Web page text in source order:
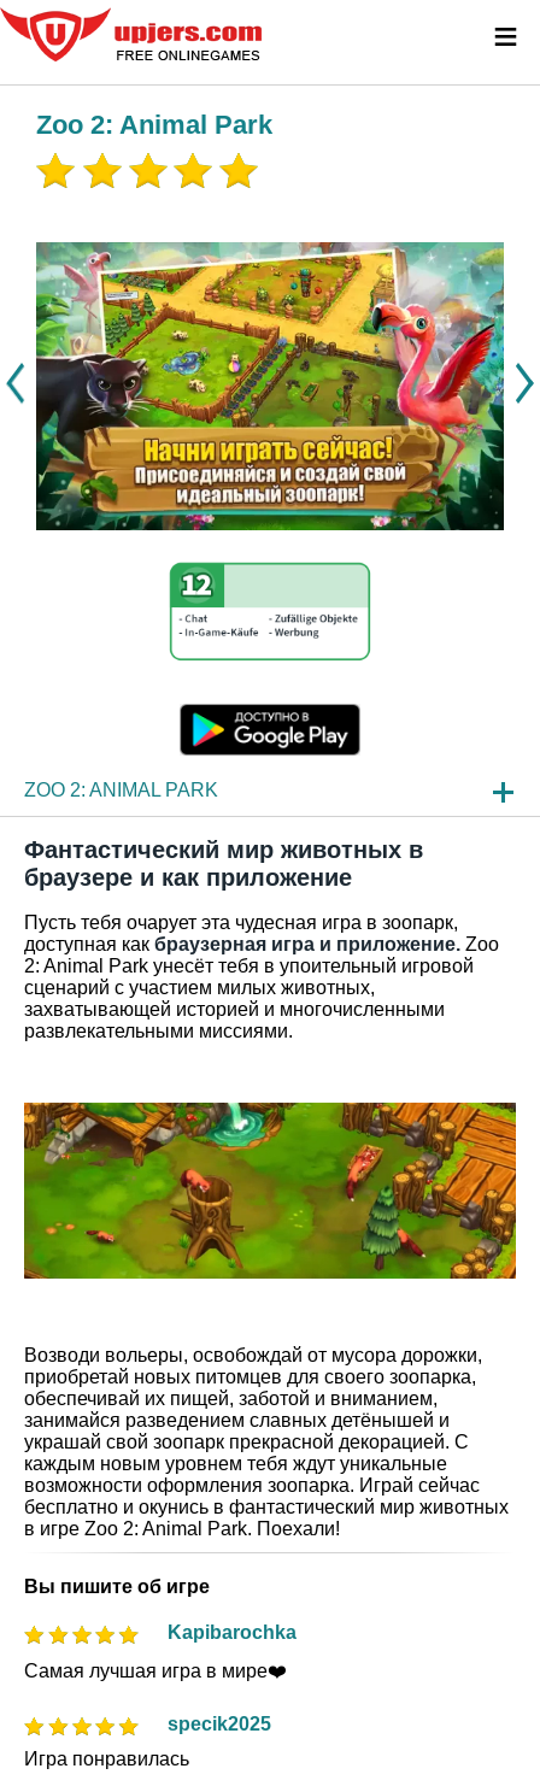
Zoo 2: Animal Park
ZOO 2: ANIMAL PARK
НОВОСТИ
ОБЗОР ИГРЫ
ЧАСТО ЗАДАВАЕМЫЕ ВОПРОСЫ
Фантастический мир животных в
браузере и как приложение
Пусть тебя очарует эта чудесная игра в зоопарк,
доступная как браузерная игра и приложение. Zoo
2: Animal Park унесёт тебя в упоительный игровой
сценарий с участием милых животных,
захватывающей историей и многочисленными
развлекательными миссиями.
Возводи вольеры, освобождай от мусора дорожки,
приобретай новых питомцев для своего зоопарка,
обеспечивай их пищей, заботой и вниманием,
занимайся разведением славных детёнышей и
украшай свой зоопарк прекрасной декорацией. С
каждым новым уровнем тебя ждут уникальные
возможности оформления зоопарка. Играй сейчас
бесплатно и окунись в фантастический мир животных
в игре Zoo 2: Animal Park. Поехали!
Вы пишите об игре
Kapibarochka
Самая лучшая игра в мире❤️
specik2025
Игра понравилась
≡